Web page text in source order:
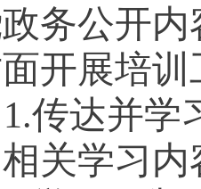
务公开
开展培
1.传达并学
关学习内